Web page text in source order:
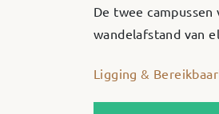
De twee
wandelafstand van
Ligging &